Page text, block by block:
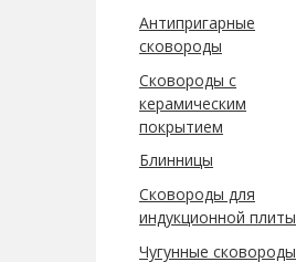
Антипригарные
сковороды
Сковороды с
керамическим
покрытием
Блинницы
Сковороды для
индукционной плиты
Чугунные сковороды